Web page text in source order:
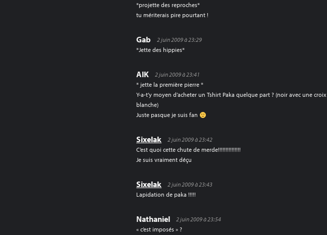
*projette des reproches*
tu mériterais pire pourtant !
Gab
2 juin 2009 à 23:29
*Jette des hippies*
AlK
2 juin 2009 à 23:41
* jette la première pierre *
Y-a-t’y moyen d’acheter un Tshirt Paka quelque part ? (noir avec une croix
blanche)
Juste pasque je suis fan
Sixelak
2 juin 2009 à 23:42
C’est quoi cette chute de merde!!!!!!!!!!!!!!!
Je suis vraiment déçu
Sixelak
2 juin 2009 à 23:43
Lapidation de paka !!!!!
Nathaniel
2 juin 2009 à 23:54
« c’est imposés » ?